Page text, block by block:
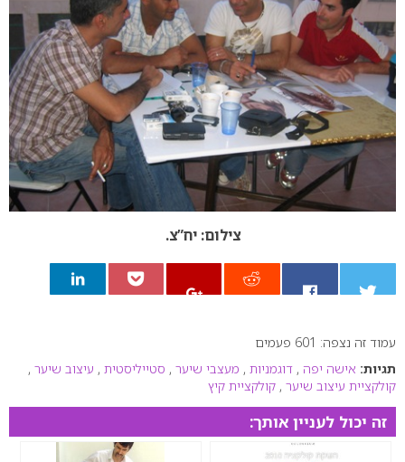
צילום: יח”צ.
0עמוד זה נצפה: 601 פעמים
תגיות: אישה יפה , דוגמניות , מעצבי שיער , סטייליסטית , עיצוב שיער ,
קולקציית עיצוב שיער , קולקציית קיץ
זה יכול לעניין אותך: